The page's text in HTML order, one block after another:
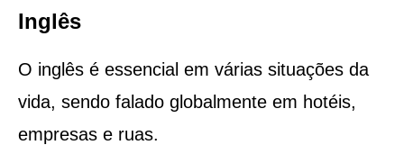
Inglês
O inglês é essencial em várias situações da
vida, sendo falado globalmente em hotéis,
empresas e ruas.